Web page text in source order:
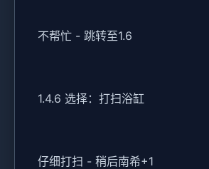
不帮忙 - 跳转至1.6
1.4.6 选择：打扫浴缸
仔细打扫 - 稍后南希+1